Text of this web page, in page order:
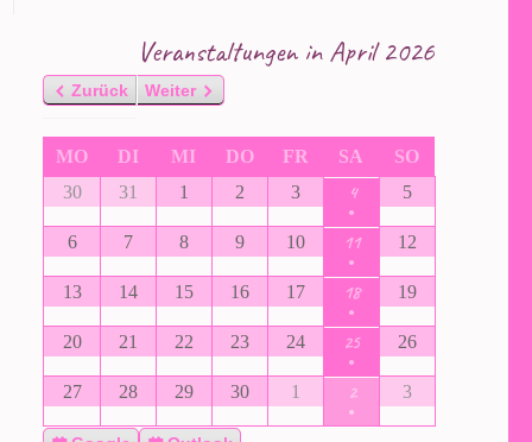
Veranstaltungen in April 2026
Zurück Weiter
MO DI MI DO FR SA
SO
30
31 1 2 3 4
●
5
6 7 8 9 10 11
●
12
13 14 15 16 17 18
●
19
20 21 22 23 24 25
●
26
27 28 29 30 1 2
●
3